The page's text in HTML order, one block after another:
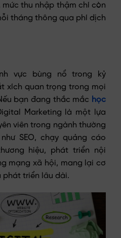
thu nhập thậm chí còn
tháng thông qua phí dịch
vực bùng nổ trong kỷ
xích quan trọng trong mọi
bạn đang thắc mắc học
Marketing là một lựa
viên trong ngành thường
SEO, chạy quảng cáo
hiệu, phát triển nội
mạng xã hội, mang lại cơ
phát triển lâu dài.